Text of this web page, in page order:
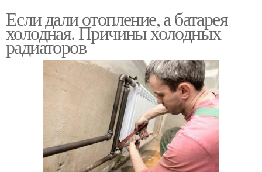
Если дали отопление, а батарея
холодная. Причины холодных
радиаторов